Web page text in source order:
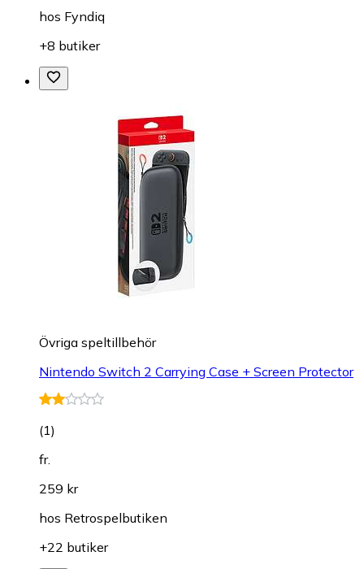
hos Fyndiq
+8 butiker
Övriga speltillbehör
Nintendo Switch 2 Carrying Case + Screen Protector
(1)
fr.
259 kr
hos Retrospelbutiken
+22 butiker